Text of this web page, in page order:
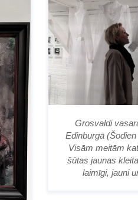
Grosvaldi
Edinburgā
Visām meitām
šūtas jaunas
laimīgi, jauni